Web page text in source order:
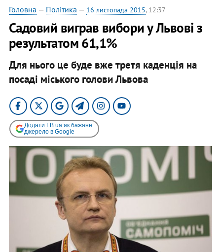
Головна — Політика — 16 листопада 2015, 12:37
Садовий виграв вибори у Львові з
результатом 61,1%
Для нього це буде вже третя каденція на
посаді міського голови Львова
Додати LB.ua як бажане
джерело в Google